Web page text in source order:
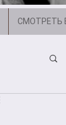
СМОТРЕТЬ